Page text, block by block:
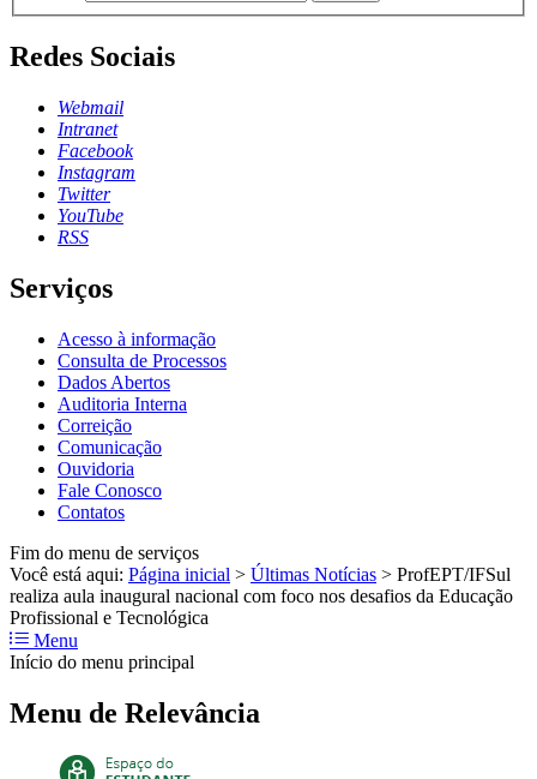
Redes Sociais
Webmail
Intranet
Facebook
Instagram
Twitter
YouTube
RSS
Serviços
Acesso à informação
Consulta de Processos
Dados Abertos
Auditoria Interna
Correição
Comunicação
Ouvidoria
Fale Conosco
Contatos
Fim do menu de serviços
Você está aqui: Página inicial > Últimas Notícias > ProfEPT/IFSul
realiza aula inaugural nacional com foco nos desafios da Educação
Profissional e Tecnológica
Menu
Início do menu principal
Menu de Relevância